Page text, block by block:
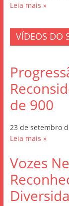
Leia mais »
VÍDEOS DO
de 900
23 de setembro
Leia mais »
Vozes